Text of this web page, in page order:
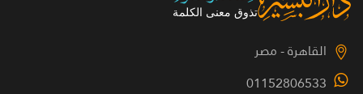
القاهرة - مصر
01152806533